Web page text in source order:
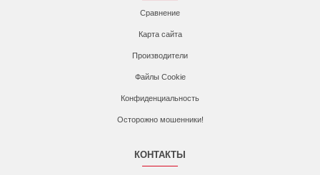
Сравнение
Карта сайта
Производители
Файлы Cookie
Конфиденциальность
Осторожно мошенники!
КОНТАКТЫ